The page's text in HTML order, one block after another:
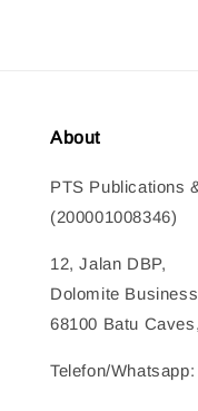
About
PTS Publications
(200001008346)
12, Jalan DBP,
Dolomite
68100 Batu
Telefon/